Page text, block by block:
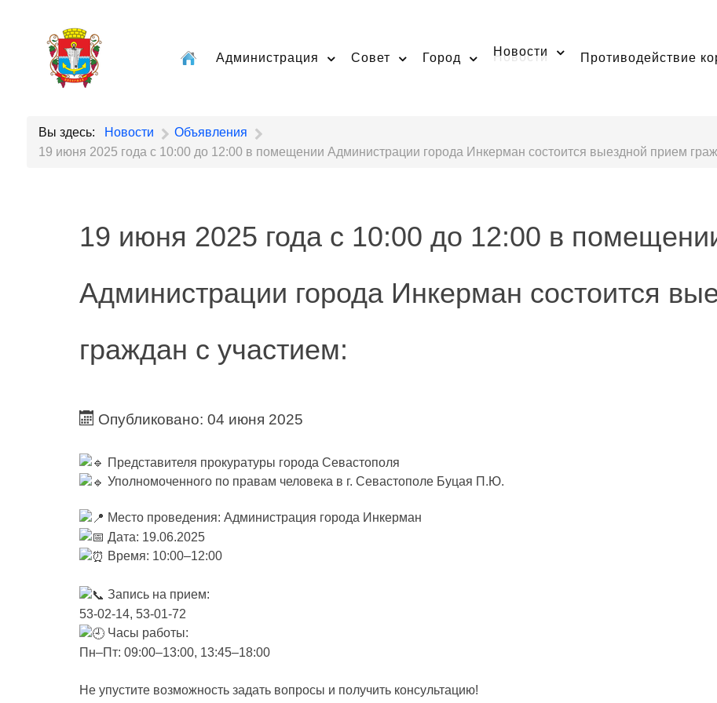
Администрация Совет Город Новости Противодействие
Вы здесь: Новости
Объявления
19 июня 2025 года с 10:00 до 12:00 в помещении Администрации города Инкерман состоится выездной прием
19 июня 2025 года с 10:00 до 12:00 в
Администрации города Инкерман состоится
граждан с участием:
Опубликовано: 04 июня 2025
Представителя прокуратуры города Севастополя
Уполномоченного по правам человека в г. Севастополе Буцая П.Ю.
Место проведения: Администрация города Инкерман
Дата: 19.06.2025
Время: 10:00–12:00
Запись на прием:
53-02-14, 53-01-72
Часы работы:
Пн–Пт: 09:00–13:00, 13:45–18:00
Не упустите возможность задать вопросы и получить консультацию!